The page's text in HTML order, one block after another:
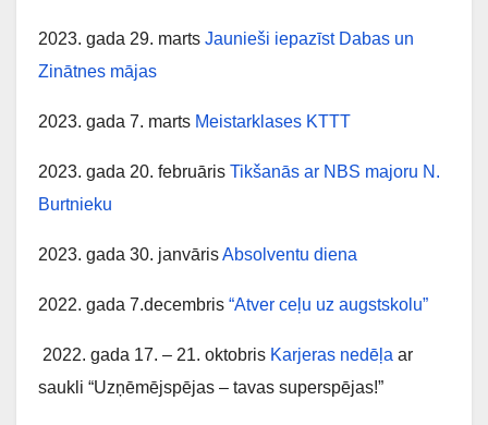
2023. gada 29. marts Jaunieši iepazīst Dabas un
Zinātnes mājas
2023. gada 7. marts Meistarklases KTTT
2023. gada 20. februāris Tikšanās ar NBS majoru N.
Burtnieku
2023. gada 30. janvārisAbsolventu diena
2022. gada 7.decembris “Atver ceļu uz augstskolu”
2022. gada 17. – 21. oktobris Karjeras nedēļa ar
saukli “Uzņēmējspējas – tavas superspējas!”